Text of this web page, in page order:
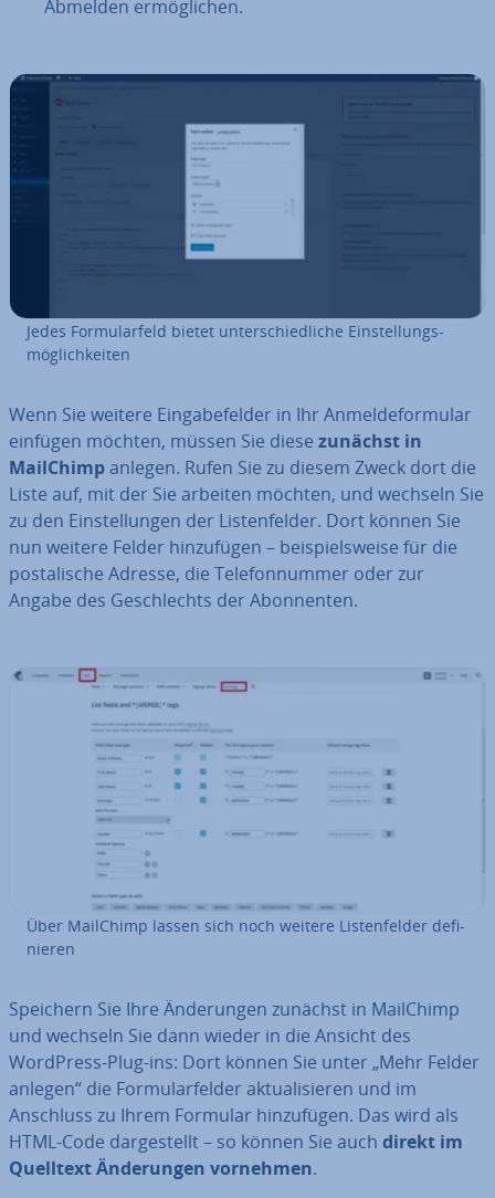
Abmelden er­mög­li­chen.
Jedes For­mu­lar­feld bietet un­ter­schied­li­che Ein­stel­lungs­
mög­lich­kei­ten
Wenn Sie weitere Ein­ga­be­fel­der in Ihr An­mel­de­for­mu­lar
einfügen möchten, müssen Sie diese zunächst in
MailChimpanlegen. Rufen Sie zu diesem Zweck dort die
Liste auf, mit der Sie arbeiten möchten, und wechseln Sie
zu den Ein­stel­lun­gen der Lis­ten­fel­der. Dort können Sie
nun weitere Felder hin­zu­fü­gen – bei­spiels­wei­se für die
pos­ta­li­sche Adresse, die Te­le­fon­num­mer oder zur
Angabe des Ge­schlechts der Abon­nen­ten.
Über MailChimp lassen sich noch weitere Lis­ten­fel­der de­fi­
nie­ren
Speichern Sie Ihre Än­de­run­gen zunächst in MailChimp
und wechseln Sie dann wieder in die Ansicht des
WordPress-Plug-ins: Dort können Sie unter „Mehr Felder
anlegen“ die For­mu­lar­fel­der ak­tua­li­sie­ren und im
Anschluss zu Ihrem Formular hin­zu­fü­gen. Das wird als
HTML-Code dar­ge­stellt – so können Sie auch direkt im
Quelltext Än­de­run­gen vornehmen.